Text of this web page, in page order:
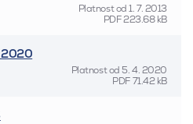
Platnost od1. 7. 2013
PDF223.68 kB
Platnost od 5. 4. 2020
PDF71.42 kB